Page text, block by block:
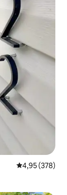
Gemiddelde
4,95 (378)